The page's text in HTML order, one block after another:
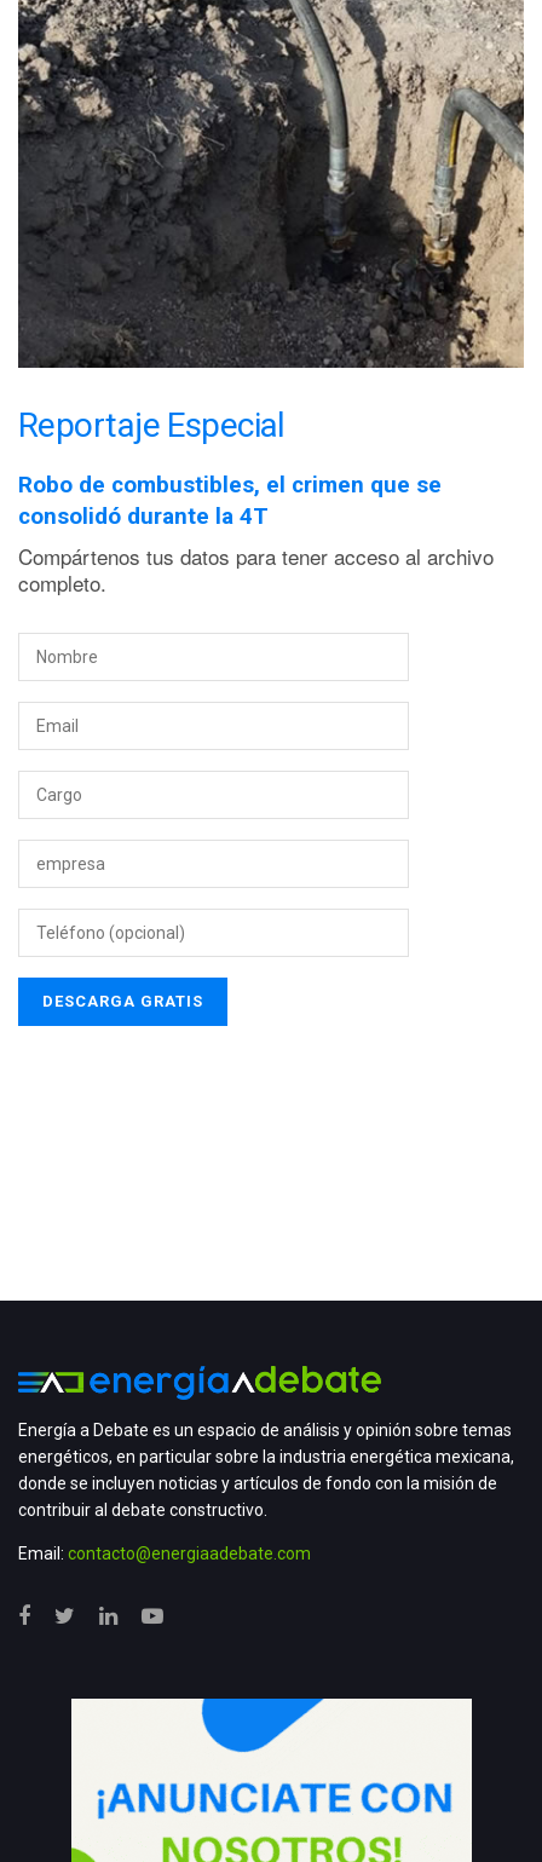
Reportaje Especial
Robo de combustibles, el crimen que se
consolidó durante la 4T
Compártenos tus datos para tener acceso al archivo
completo.
Energía a Debate es un espacio de análisis y opinión sobre temas
energéticos, en particular sobre la industria energética mexicana,
donde se incluyen noticias y artículos de fondo con la misión de
contribuir al debate constructivo.
Email: contacto@energiaadebate.com